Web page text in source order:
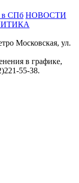
СПб НОВОСТИ
Московская, ул.
в графике,
55-38.